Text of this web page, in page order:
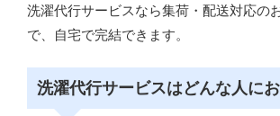
洗濯代行サービスなら集荷・配送対応の
で、自宅で完結できます。
洗濯代行サービスはどんな人に